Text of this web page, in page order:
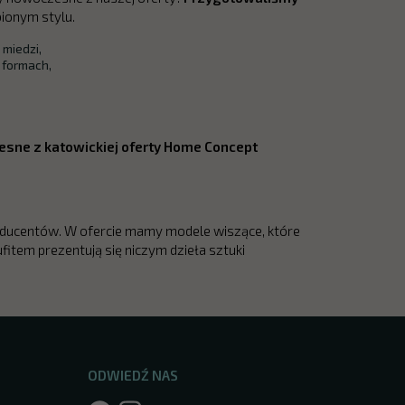
stylu.
z katowickiej oferty Home Concept
W ofercie mamy modele wiszące, które
prezentują się niczym dzieła sztuki
ODWIEDŹ NAS